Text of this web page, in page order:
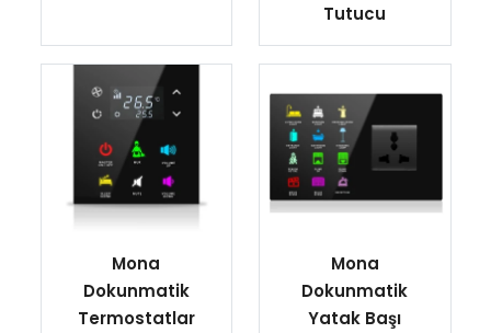
Tutucu
Mona
Dokunmatik
Termostatlar
Mona
Dokunmatik
Yatak Başı